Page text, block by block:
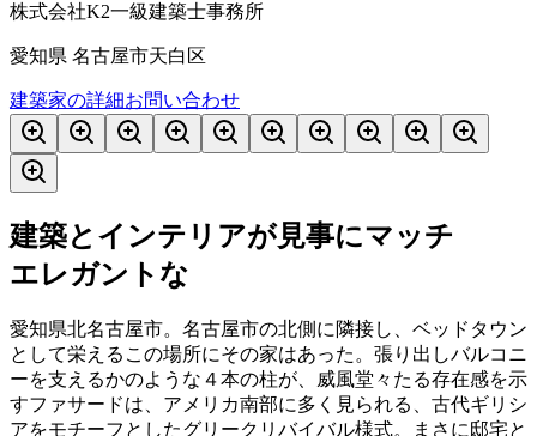
株式会社K2一級建築士事務所
愛知県 名古屋市天白区
建築家の詳細お問い合わせ
建築とインテリアが見事にマッチ
エレガントな
愛知県北名古屋市。名古屋市の北側に隣接し、ベッドタウン
として栄えるこの場所にその家はあった。張り出しバルコニ
ーを支えるかのような４本の柱が、威風堂々たる存在感を示
すファサードは、アメリカ南部に多く見られる、古代ギリシ
アをモチーフとしたグリークリバイバル様式。まさに邸宅と